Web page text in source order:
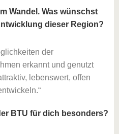
Wandel. Was wünschst
dieser Region?
der
erkannt und genutzt
lebenswert, offen
BTU für dich besonders?